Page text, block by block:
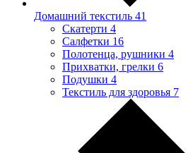
Домашний текстиль 41
Скатерти 4
Салфетки 16
Полотенца, рушники 4
Прихватки, грелки 6
Подушки 4
Текстиль для здоровья 7